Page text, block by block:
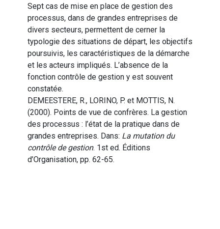
Sept cas de mise en place de gestion des
processus, dans de grandes entreprises de
divers secteurs, permettent de cerner la
typologie des situations de départ, les objectifs
poursuivis, les caractéristiques de la démarche
et les acteurs impliqués. L’absence de la
fonction contrôle de gestion y est souvent
constatée.
DEMEESTERE, R., LORINO, P. et MOTTIS, N.
(2000). Points de vue de confrères. La gestion
des processus : l’état de la pratique dans de
grandes entreprises. Dans: La mutation du
contrôle de gestion. 1st ed. Éditions
d’Organisation, pp. 62-65.